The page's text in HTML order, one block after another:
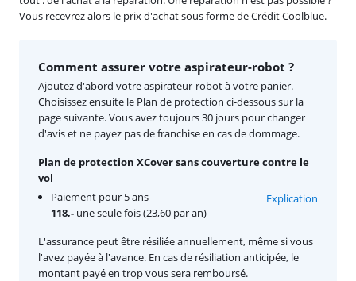
Vous recevrez alors le prix d'achat sous forme de Crédit Coolblue.
Comment assurer votre aspirateur-robot ?
Ajoutez d'abord votre aspirateur-robot à votre panier.
Choisissez ensuite le Plan de protection ci-dessous sur la
page suivante. Vous avez toujours 30 jours pour changer
d'avis et ne payez pas de franchise en cas de dommage.
Plan de protection XCover sans couverture contre le
vol
Paiement pour 5 ans
118,- une seule fois (23,60 par an)
Explication
L'assurance peut être résiliée annuellement, même si vous
l'avez payée à l'avance. En cas de résiliation anticipée, le
montant payé en trop vous sera remboursé.